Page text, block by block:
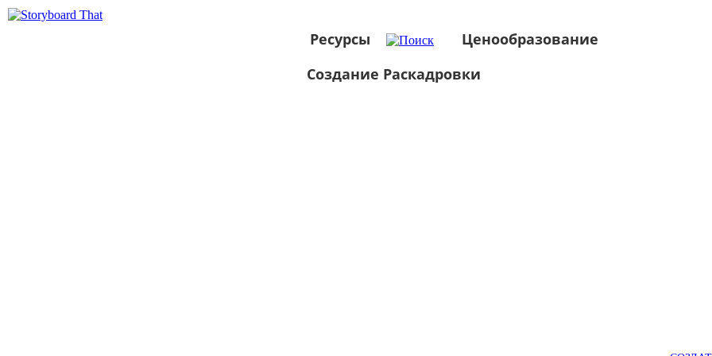
Ресурсы
Ценообразование
Создание Раскадровки